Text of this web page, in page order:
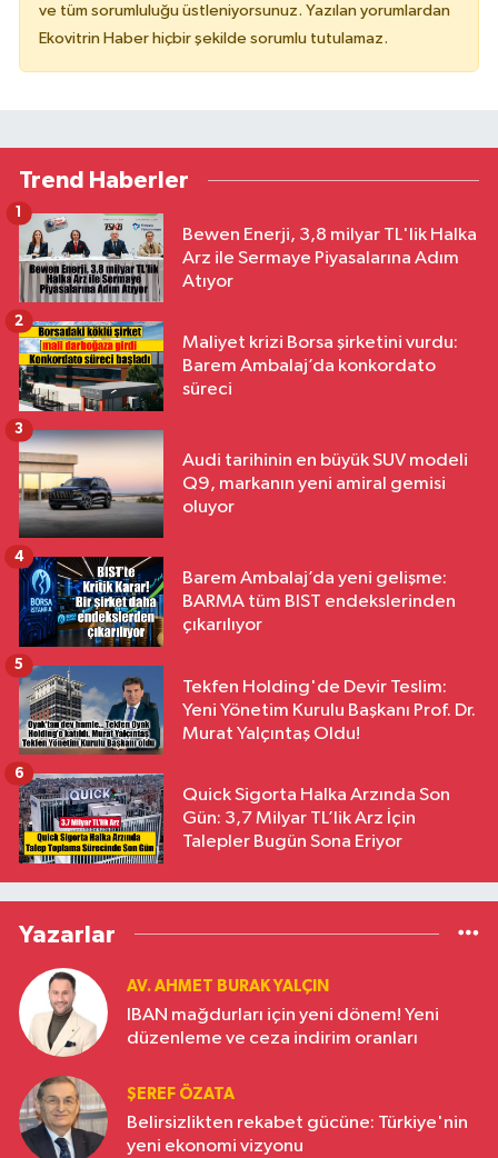
ve tüm sorumluluğu üstleniyorsunuz. Yazılan yorumlardan
Ekovitrin Haber hiçbir şekilde sorumlu tutulamaz.
Trend Haberler
Bewen Enerji, 3,8 milyar TL'lik Halka
Arz ile Sermaye Piyasalarına Adım
Atıyor
1
Maliyet krizi Borsa şirketini vurdu:
Barem Ambalaj’da konkordato
süreci
2
Audi tarihinin en büyük SUV modeli
Q9, markanın yeni amiral gemisi
oluyor
3
Barem Ambalaj’da yeni gelişme:
BARMA tüm BIST endekslerinden
çıkarılıyor
4
Tekfen Holding'de Devir Teslim:
Yeni Yönetim Kurulu Başkanı Prof. Dr.
Murat Yalçıntaş Oldu!
5
Quick Sigorta Halka Arzında Son
Gün: 3,7 Milyar TL’lik Arz İçin
Talepler Bugün Sona Eriyor
6
Yazarlar
AV. AHMET BURAK YALÇIN
IBAN mağdurları için yeni dönem! Yeni
düzenleme ve ceza indirim oranları
ŞEREF ÖZATA
Belirsizlikten rekabet gücüne: Türkiye'nin
yeni ekonomi vizyonu